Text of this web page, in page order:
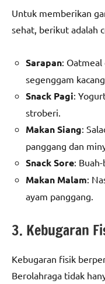
Untuk memberikan
sehat, berikut adalah
Sarapan: Oatmeal
segenggam
Snack Pagi:
stroberi.
Makan Siang:
panggang dan
Snack Sore:
Makan Malam:
ayam panggang.
3. Kebugaran
Kebugaran fisik
Berolahraga tidak